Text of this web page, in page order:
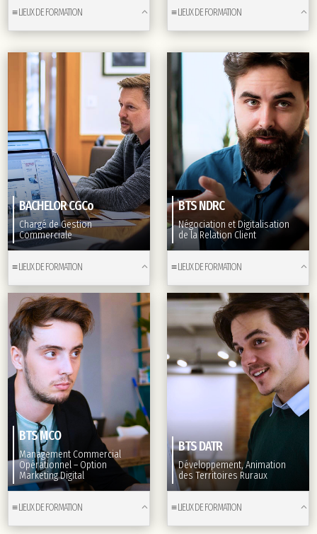
≡ LIEUX DE FORMATION ≡ LIEUX DE FORMATION
BACHELOR CGCo
Chargé de Gestion
Commerciale
≡ LIEUX DE FORMATION
BTS NDRC
Négociation et Digitalisation
de la Relation Client
≡ LIEUX DE FORMATION
BTS MCO
Management Commercial
Opérationnel – Option
Marketing Digital
≡ LIEUX DE FORMATION
BTS DATR
Développement, Animation
des Territoires Ruraux
≡ LIEUX DE FORMATION